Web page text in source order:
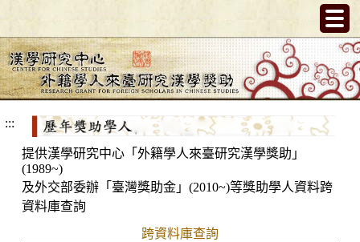
主
要
內
:::
提供漢學研究中心「外籍學人來臺研究漢學獎助」
(1989~)
及外交部委辦「臺灣獎助金」(2010~)等獎助學人資料跨
資料庫查詢
跨資料庫查詢